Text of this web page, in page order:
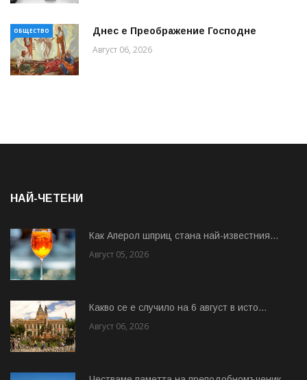
ОБЩЕСТВО Днес е Преображение Господне
Август 06, 2026
НАЙ-ЧЕТЕНИ
Как Аперол шприц стана най-известния...
Август 05, 2026
Какво се е случило на 6 август в исто...
Август 06, 2026